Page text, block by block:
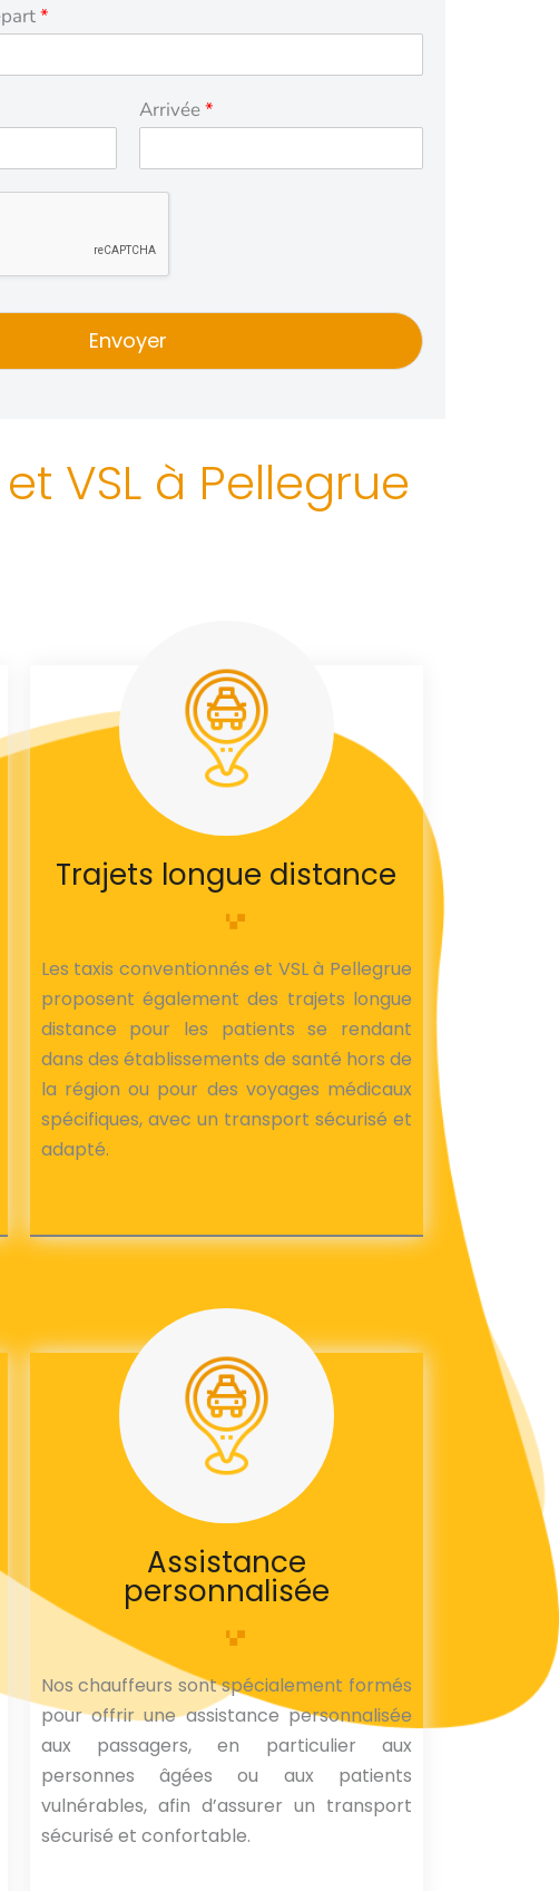
*
Arrivée*
Envoyer
VSL à Pellegrue
Trajets longue distance
Les taxis conventionnés et VSL à Pellegrue
proposent également des trajets longue
distance pour les patients se rendant
dans des établissements de santé hors de
la région ou pour des voyages médicaux
spécifiques, avec un transport sécurisé et
adapté.
Assistance
personnalisée
Nos chauffeurs sont spécialement formés
pour offrir une assistance personnalisée
aux passagers, en particulier aux
personnes âgées ou aux patients
vulnérables, afin d’assurer un transport
sécurisé et confortable.